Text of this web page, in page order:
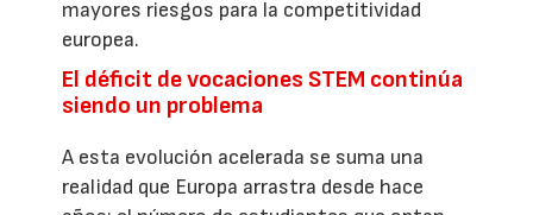
mayores riesgos para la competitividad
europea.
El déficit de vocaciones STEM continúa
siendo un problema
A esta evolución acelerada se suma una
realidad que Europa arrastra desde hace